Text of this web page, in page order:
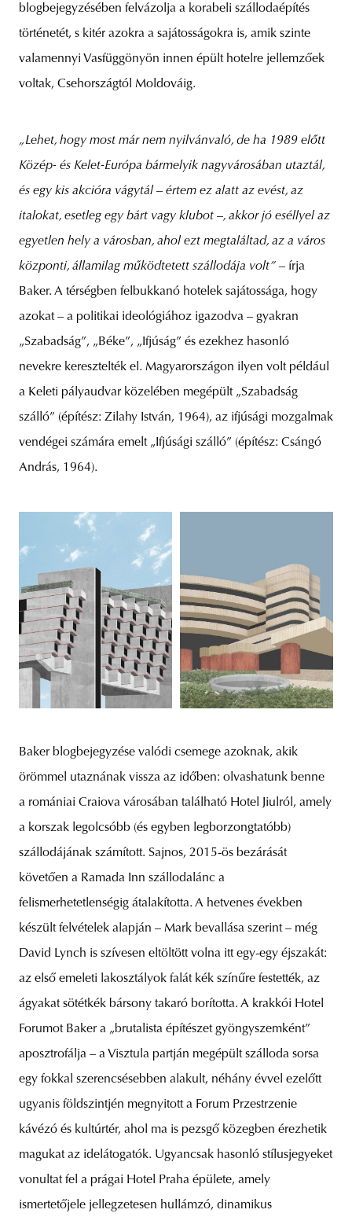
blogbejegyzésében felvázolja a korabeli szállodaépítés
történetét, s kitér azokra a sajátosságokra is, amik szinte
valamennyi Vasfüggönyön innen épült hotelre jellemzőek
voltak, Csehországtól Moldováig.
„Lehet, hogy most már nem nyilvánvaló, de ha 1989 előtt
Közép- és Kelet-Európa bármelyik nagyvárosában utaztál,
és egy kis akcióra vágytál – értem ez alatt az evést, az
italokat, esetleg egy bárt vagy klubot –, akkor jó eséllyel az
egyetlen hely a városban, ahol ezt megtaláltad, az a város
központi, államilag működtetett szállodája volt” – írja
Baker. A térségben felbukkanó hotelek sajátossága, hogy
azokat – a politikai ideológiához igazodva – gyakran
„Szabadság”, „Béke”, „Ifjúság” és ezekhez hasonló
nevekre keresztelték el. Magyarországon ilyen volt például
a Keleti pályaudvar közelében megépült „Szabadság
szálló” (építész: Zilahy István, 1964), az ifjúsági mozgalmak
vendégei számára emelt „Ifjúsági szálló” (építész: Csángó
András, 1964).
Baker blogbejegyzése valódi csemege azoknak, akik
örömmel utaznának vissza az időben: olvashatunk benne
a romániai Craiova városában található Hotel Jiulról, amely
a korszak legolcsóbb (és egyben legborzongtatóbb)
szállodájának számított. Sajnos, 2015-ös bezárását
követően a Ramada Inn szállodalánc a
felismerhetetlenségig átalakította. A hetvenes években
készült felvételek alapján – Mark bevallása szerint – még
David Lynch is szívesen eltöltött volna itt egy-egy éjszakát:
az első emeleti lakosztályok falát kék színűre festették, az
ágyakat sötétkék bársony takaró borította. A krakkói Hotel
Forumot Baker a „brutalista építészet gyöngyszemként”
aposztrofálja – a Visztula partján megépült szálloda sorsa
egy fokkal szerencsésebben alakult, néhány évvel ezelőtt
ugyanis földszintjén megnyitott a Forum Przestrzenie
kávézó és kultúrtér, ahol ma is pezsgő közegben érezhetik
magukat az idelátogatók. Ugyancsak hasonló stílusjegyeket
vonultat fel a prágai Hotel Praha épülete, amely
ismertetőjele jellegzetesen hullámzó, dinamikus